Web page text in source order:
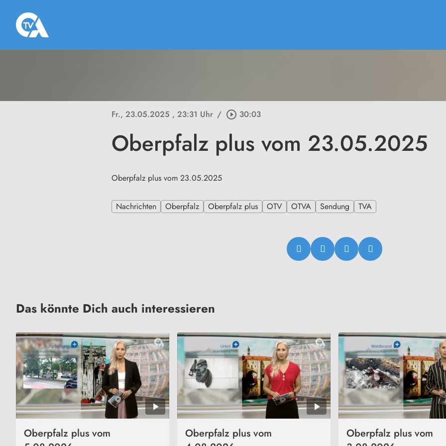
Fr., 23.05.2025 , 23:31 Uhr / play_circle_outline 30:03
Oberpfalz plus vom 23.05.2025
Oberpfalz plus vom 23.05.2025
Nachrichten Oberpfalz Oberpfalz plus OTV OTVA Sendung TVA
Das könnte Dich auch interessieren
Oberpfalz plus vom
Oberpfalz plus vom
Oberpfalz plus vom